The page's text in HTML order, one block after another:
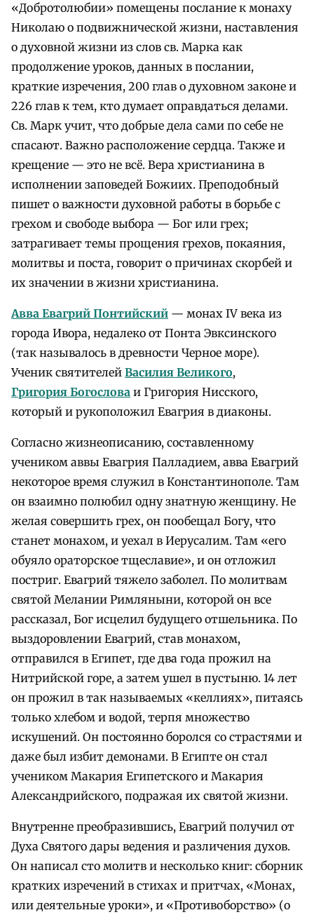
«Добротолюбии» помещены послание к монаху
Николаю о подвижнической жизни, наставления
о духовной жизни из слов св. Марка как
продолжение уроков, данных в послании,
краткие изречения, 200 глав о духовном законе и
226 глав к тем, кто думает оправдаться делами.
Св. Марк учит, что добрые дела сами по себе не
спасают. Важно расположение сердца. Также и
крещение — это не всё. Вера христианина в
исполнении заповедей Божиих. Преподобный
пишет о важности духовной работы в борьбе с
грехом и свободе выбора — Бог или грех;
затрагивает темы прощения грехов, покаяния,
молитвы и поста, говорит о причинах скорбей и
их значении в жизни христианина.
Авва Евагрий Понтийский — монах IV века из
города Ивора, недалеко от Понта Эвксинского
(так называлось в древности Черное море).
Ученик святителей Василия Великого,
Григория Богослова и Григория Нисского,
который и рукоположил Евагрия в диаконы.
Согласно жизнеописанию, составленному
учеником аввы Евагрия Палладием, авва Евагрий
некоторое время служил в Константинополе. Там
он взаимно полюбил одну знатную женщину. Не
желая совершить грех, он пообещал Богу, что
станет монахом, и уехал в Иерусалим. Там «его
обуяло ораторское тщеславие», и он отложил
постриг. Евагрий тяжело заболел. По молитвам
святой Мелании Римляныни, которой он все
рассказал, Бог исцелил будущего отшельника. По
выздоровлении Евагрий, став монахом,
отправился в Египет, где два года прожил на
Нитрийской горе, а затем ушел в пустыню. 14 лет
он прожил в так называемых «келлиях», питаясь
только хлебом и водой, терпя множество
искушений. Он постоянно боролся со страстями и
даже был избит демонами. В Египте он стал
учеником Макария Египетского и Макария
Александрийского, подражая их святой жизни.
Внутренне преобразившись, Евагрий получил от
Духа Святого дары ведения и различения духов.
Он написал сто молитв и несколько книг: сборник
кратких изречений в стихах и притчах, «Монах,
или деятельные уроки», и «Противоборство» (о